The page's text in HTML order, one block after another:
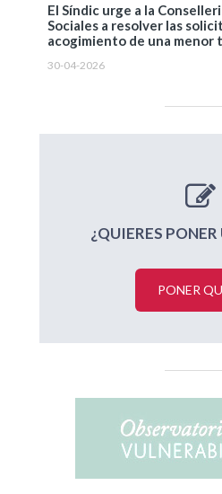
El Síndic urge a la
Sociales a resolver las
acogimiento de una menor
30-04-2026
¿QUIERES
PONER